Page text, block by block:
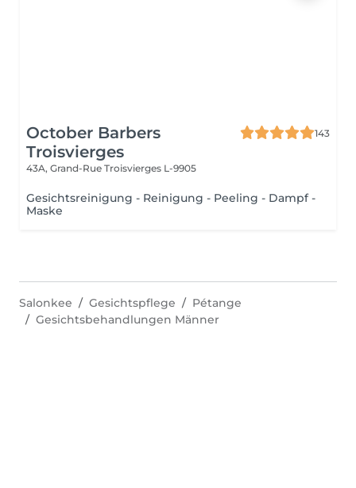
October Barbers
Troisvierges
143
43A, Grand-Rue Troisvierges L-9905
Gesichtsreinigung - Reinigung - Peeling - Dampf -
Maske
Salonkee Gesichtspflege
Pétange
Gesichtsbehandlungen Männer